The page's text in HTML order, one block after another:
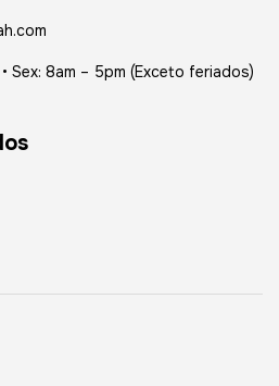
Sex: 8am – 5pm (Exceto feriados)